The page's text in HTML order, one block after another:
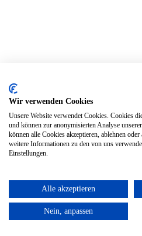
Wir verwenden Cookies
Unsere Website verwendet Cookies. Cookies
und können zur anonymisierten Analyse
können alle Cookies akzeptieren, ablehnen
weitere Informationen zu den von uns
Einstellungen.
Alle akzeptieren
Nein, anpassen